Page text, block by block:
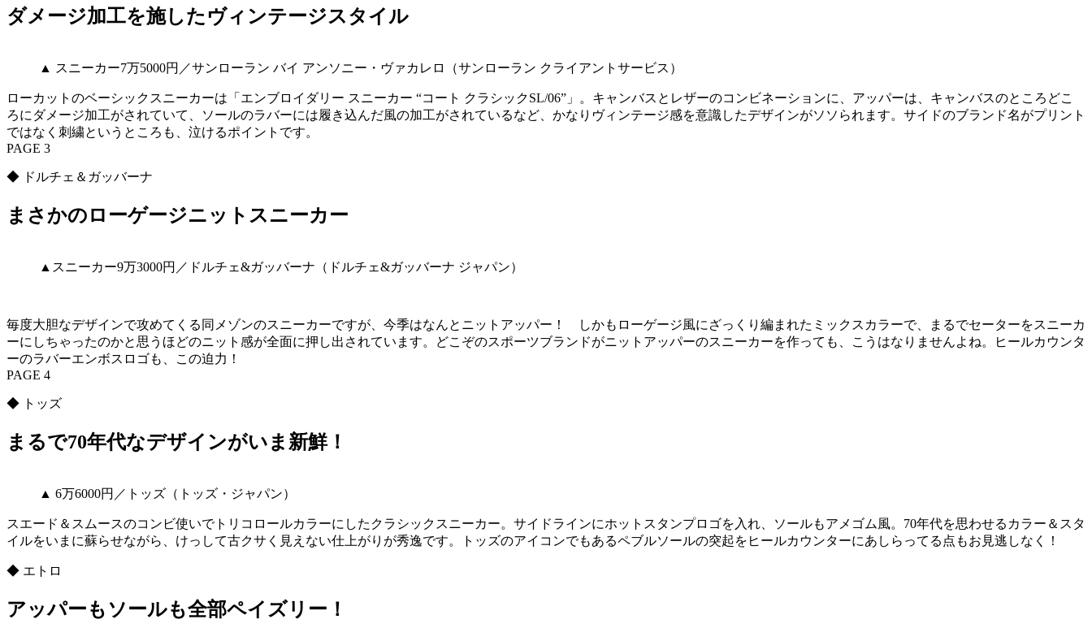
ダメージ加工を施したヴィンテージスタイル
▲ スニーカー7万5000円／サンローラン バイ アンソニー・ヴァカレロ（サンローラン クライアントサービス）
ローカットのベーシックスニーカーは「エンブロイダリー スニーカー “コート クラシックSL/06”」。キャンバスとレザーのコンビネーションに、アッパーは、キャンバスのところどこ
ろにダメージ加工がされていて、ソールのラバーには履き込んだ風の加工がされているなど、かなりヴィンテージ感を意識したデザインがソソられます。サイドのブランド名がプリント
ではなく刺繍というところも、泣けるポイントです。
PAGE 3
◆ ドルチェ＆ガッバーナ
まさかのローゲージニットスニーカー
▲スニーカー9万3000円／ドルチェ&ガッバーナ（ドルチェ&ガッバーナ ジャパン）
毎度大胆なデザインで攻めてくる同メゾンのスニーカーですが、今季はなんとニットアッパー！ しかもローゲージ風にざっくり編まれたミックスカラーで、まるでセーターをスニーカ
ーにしちゃったのかと思うほどのニット感が全面に押し出されています。どこぞのスポーツブランドがニットアッパーのスニーカーを作っても、こうはなりませんよね。ヒールカウンタ
ーのラバーエンボスロゴも、この迫力！
PAGE 4
◆ トッズ
まるで70年代なデザインがいま新鮮！
▲ 6万6000円／トッズ（トッズ・ジャパン）
スエード＆スムースのコンビ使いでトリコロールカラーにしたクラシックスニーカー。サイドラインにホットスタンプロゴを入れ、ソールもアメゴム風。70年代を思わせるカラー＆スタ
イルをいまに蘇らせながら、けっして古クサく見えない仕上がりが秀逸です。トッズのアイコンでもあるペブルソールの突起をヒールカウンターにあしらってる点もお見逃しなく！
◆ エトロ
アッパーもソールも全部ペイズリー！